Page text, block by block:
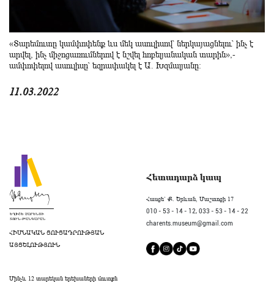
«Տարեմուտը կամփոփենք ևս մեկ ասուլիսով՝ ներկայացնելու՝ ինչ է
արվել, ինչ միջոցառումներով է նշվել հոբելյանական տարին»,-
ամփոփելով ասուլիսը՝ եզրափակել է Ա. Խզմալյանը:
11.03.2022
ՀԻՄՆԱԿԱՆ ՑՈՒՑԱԴՐՈՒԹՅԱՆ
ԱՅՑԵԼՈՒԹՅՈՒՆ
Մինչև 12 տարեկան երեխաների մուտքն
Հետադարձ կապ
Հասցե` Ք. Երևան, Մաշտոցի 17
010 - 53 - 14 - 12, 033 - 53 - 14 - 22
charents.museum@gmail.com